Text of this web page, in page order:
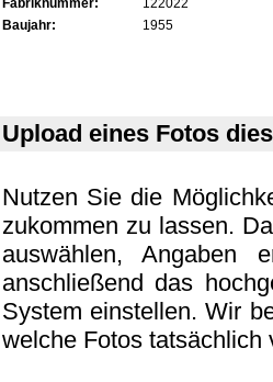
Fabriknummer:
122022
Baujahr:
1955
Upload eines Fotos
Nutzen Sie die
zukommen zu lassen.
auswählen, Angaben
anschließend das
System einstellen. Wir
welche Fotos tatsächlich